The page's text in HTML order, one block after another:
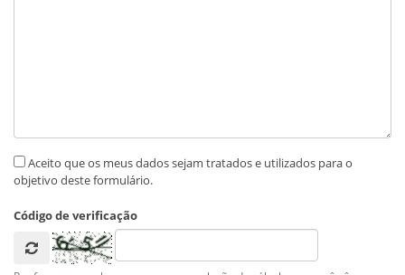
Aceito que os meus dados sejam tratados e utilizados para o
objetivo deste formulário.
Código de verificação